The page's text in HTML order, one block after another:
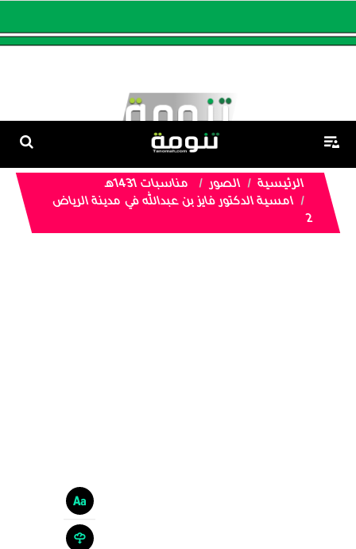
الرئيسية الصور
مناسبات 1431هـ
امسية الدكتور فايز بن عبدالله في مدينة الرياض
2